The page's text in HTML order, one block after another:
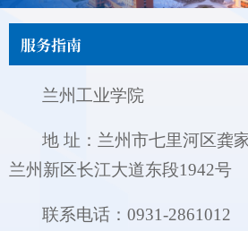
服务指南
兰州工业学院
地 址：兰州市七里河区龚
兰州新区长江大道东段1942号
联系电话：0931-2861012